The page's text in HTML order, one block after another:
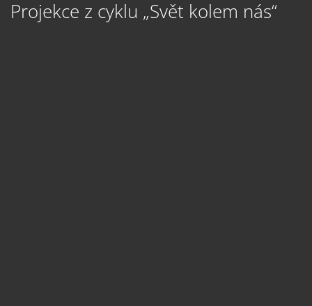
Projekce z cyklu „Svět kolem nás“